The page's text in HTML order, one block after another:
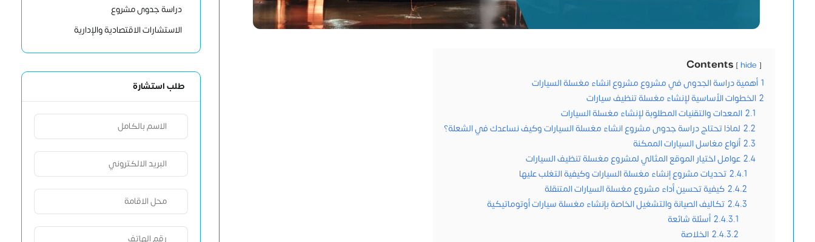
Contents hide
1 أهمية دراسة الجدوى في مشروع مشروع انشاء مغسلة السيارات
2 الخطوات الأساسية لإنشاء مغسلة تنظيف سيارات
2.1 المعدات والتقنيات المطلوبة لإنشاء مغسلة السيارات
2.2 لماذا تحتاج دراسة جدوى مشروع انشاء مغسلة السيارات وكيف نساعدك في الشعلة؟
2.3 أنواع مغاسل السيارات الممكنة
2.4 عوامل اختيار الموقع المثالي لمشروع مغسلة تنظيف السيارات
2.4.1 تحديات مشروع إنشاء مغسلة السيارات وكيفية التغلب عليها
2.4.2 كيفية تحسين أداء مشروع مغسلة السيارات المتنقلة
2.4.3 تكاليف الصيانة والتشغيل الخاصة بإنشاء مغسلة سيارات أوتوماتيكية
2.4.3.1 أسئلة شائعة
2.4.3.2 الخلاصة
دراسة جدوى مشروع
الاستشارات الاقتصادية والإدارية
طلب استشارة